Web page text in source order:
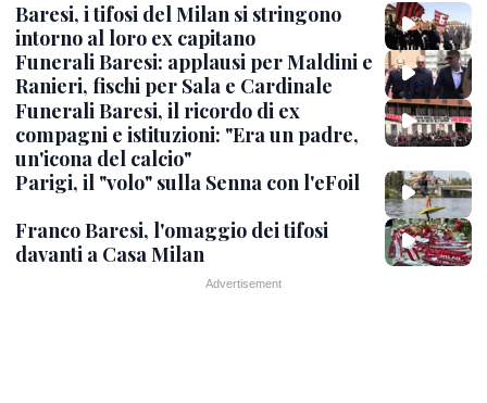
Baresi, i tifosi del Milan si stringono
intorno al loro ex capitano
Funerali Baresi: applausi per Maldini e
Ranieri, fischi per Sala e Cardinale
Funerali Baresi, il ricordo di ex
compagni e istituzioni: "Era un padre,
un'icona del calcio"
Parigi, il "volo" sulla Senna con l'eFoil
Franco Baresi, l'omaggio dei tifosi
davanti a Casa Milan